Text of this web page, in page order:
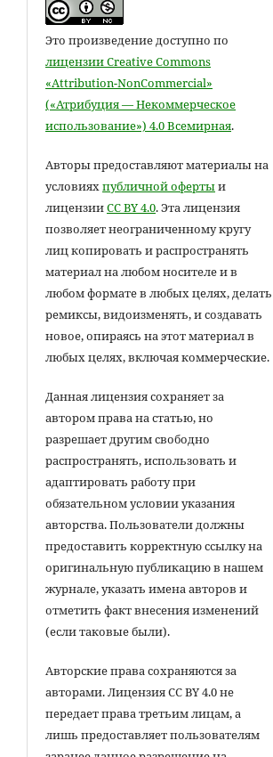
Это произведение доступно по
лицензии Creative Commons
«Attribution-NonCommercial»
(«Атрибуция — Некоммерческое
использование») 4.0 Всемирная.
Авторы предоставляют материалы на
условияхпубличной офертыи
лицензииCC BY 4.0. Эта лицензия
позволяет неограниченному кругу
лиц копировать и распространять
материал на любом носителе и в
любом формате в любых целях, делать
ремиксы, видоизменять, и создавать
новое, опираясь на этот материал в
любых целях, включая коммерческие.
Данная лицензия сохраняет за
автором права на статью, но
разрешает другим свободно
распространять, использовать и
адаптировать работу при
обязательном условии указания
авторства. Пользователи должны
предоставить корректную ссылку на
оригинальную публикацию в нашем
журнале, указать имена авторов и
отметить факт внесения изменений
(если таковые были).
Авторские права сохраняются за
авторами. Лицензия CC BY 4.0 не
передает права третьим лицам, а
лишь предоставляет пользователям